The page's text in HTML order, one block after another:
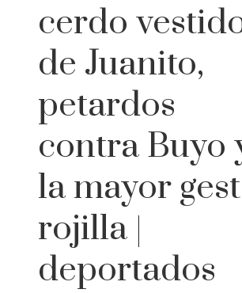
cerdo
de Juanito,
petardos
contra Buyo
la mayor
rojilla |
deportados